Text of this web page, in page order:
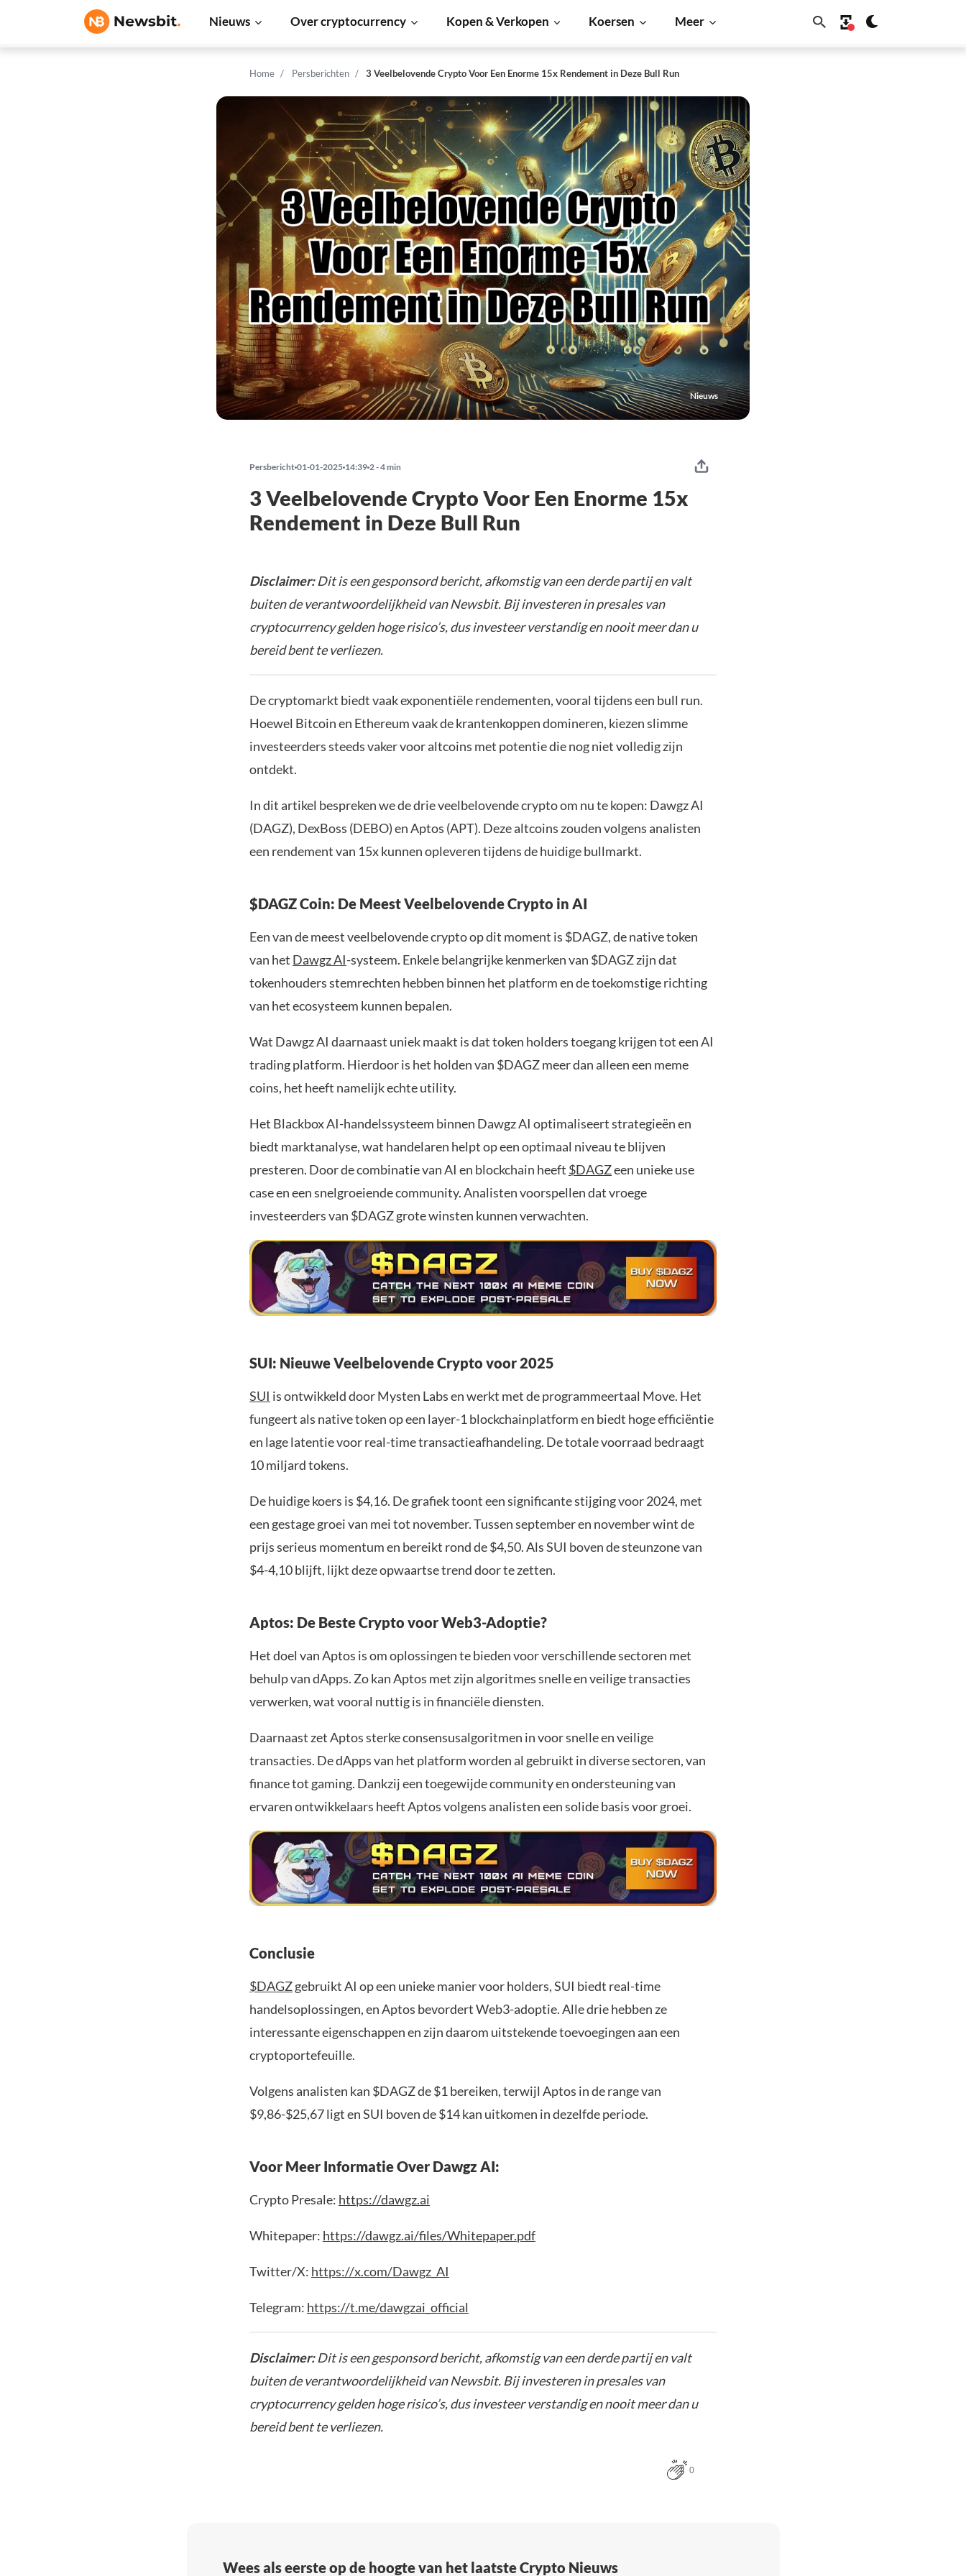
Nieuws Over cryptocurrency Kopen & Verkopen Koersen Meer
Home Persberichten 3 Veelbelovende Crypto Voor Een Enorme 15x Rendement in Deze Bull Run
Nieuws
Persbericht 01-01-2025 14:39 2 - 4 min
3 Veelbelovende Crypto Voor Een Enorme 15x
Rendement in Deze Bull Run
Disclaimer:Dit is een gesponsord bericht, afkomstig van een derde partij en valt
buiten de verantwoordelijkheid van Newsbit. Bij investeren in presales van
cryptocurrency gelden hoge risico’s, dus investeer verstandig en nooit meer dan u
bereid bent te verliezen.
De cryptomarkt biedt vaak exponentiële rendementen, vooral tijdens een bull run.
Hoewel Bitcoin en Ethereum vaak de krantenkoppen domineren, kiezen slimme
investeerders steeds vaker voor altcoins met potentie die nog niet volledig zijn
ontdekt.
In dit artikel bespreken we de drie veelbelovende crypto om nu te kopen: Dawgz AI
(DAGZ), DexBoss (DEBO) en Aptos (APT). Deze altcoins zouden volgens analisten
een rendement van 15x kunnen opleveren tijdens de huidige bullmarkt.
$DAGZ Coin: De Meest Veelbelovende Crypto in AI
Een van de meest veelbelovende crypto op dit moment is $DAGZ, de native token
van het Dawgz AI-systeem. Enkele belangrijke kenmerken van $DAGZ zijn dat
tokenhouders stemrechten hebben binnen het platform en de toekomstige richting
van het ecosysteem kunnen bepalen.
Wat Dawgz AI daarnaast uniek maakt is dat token holders toegang krijgen tot een AI
trading platform. Hierdoor is het holden van $DAGZ meer dan alleen een meme
coins, het heeft namelijk echte utility.
Het Blackbox AI-handelssysteem binnen Dawgz AI optimaliseert strategieën en
biedt marktanalyse, wat handelaren helpt op een optimaal niveau te blijven
presteren. Door de combinatie van AI en blockchain heeft $DAGZeen unieke use
case en een snelgroeiende community. Analisten voorspellen dat vroege
investeerders van $DAGZ grote winsten kunnen verwachten.
SUI: Nieuwe Veelbelovende Crypto voor 2025
SUI is ontwikkeld door Mysten Labs en werkt met de programmeertaal Move. Het
fungeert als native token op een layer-1 blockchainplatform en biedt hoge efficiëntie
en lage latentie voor real-time transactieafhandeling. De totale voorraad bedraagt
10 miljard tokens.
De huidige koers is $4,16. De grafiek toont een significante stijging voor 2024, met
een gestage groei van mei tot november. Tussen september en november wint de
prijs serieus momentum en bereikt rond de $4,50. Als SUI boven de steunzone van
$4-4,10 blijft, lijkt deze opwaartse trend door te zetten.
Aptos: De Beste Crypto voor Web3-Adoptie?
Het doel van Aptos is om oplossingen te bieden voor verschillende sectoren met
behulp van dApps. Zo kan Aptos met zijn algoritmes snelle en veilige transacties
verwerken, wat vooral nuttig is in financiële diensten.
Daarnaast zet Aptos sterke consensusalgoritmen in voor snelle en veilige
transacties. De dApps van het platform worden al gebruikt in diverse sectoren, van
finance tot gaming. Dankzij een toegewijde community en ondersteuning van
ervaren ontwikkelaars heeft Aptos volgens analisten een solide basis voor groei.
Conclusie
$DAGZgebruikt AI op een unieke manier voor holders, SUI biedt real-time
handelsoplossingen, en Aptos bevordert Web3-adoptie. Alle drie hebben ze
interessante eigenschappen en zijn daarom uitstekende toevoegingen aan een
cryptoportefeuille.
Volgens analisten kan $DAGZ de $1 bereiken, terwijl Aptos in de range van
$9,86-$25,67 ligt en SUI boven de $14 kan uitkomen in dezelfde periode.
Voor Meer Informatie Over Dawgz AI:
Crypto Presale: https://dawgz.ai
Whitepaper: https://dawgz.ai/files/Whitepaper.pdf
Twitter/X: https://x.com/Dawgz_AI
Telegram: https://t.me/dawgzai_official
Disclaimer:Dit is een gesponsord bericht, afkomstig van een derde partij en valt
buiten de verantwoordelijkheid van Newsbit. Bij investeren in presales van
cryptocurrency gelden hoge risico’s, dus investeer verstandig en nooit meer dan u
bereid bent te verliezen.
0
Wees als eerste op de hoogte van het laatste Crypto Nieuws